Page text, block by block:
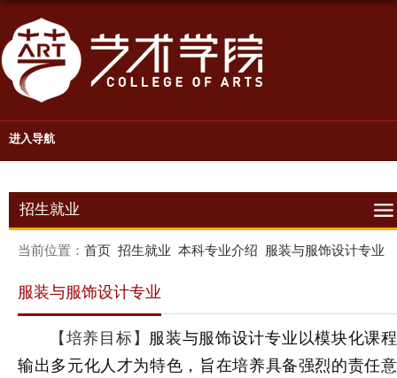
进入导航
招生就业
当前位置： 首页 招生就业 本科专业介绍 服装与服饰设计专业
服装与服饰设计专业
【培养目标】 服装与服饰设计专业以模块化课程
输出多元化人才为特色，旨在培养具备强烈的责任意